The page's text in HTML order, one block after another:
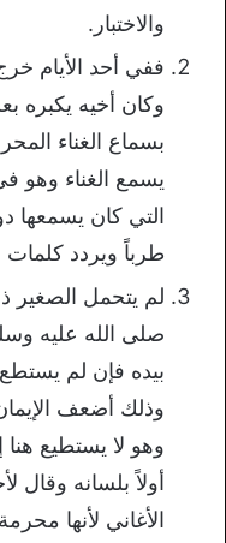
والاختبار.
ففي أحد الأيام
وكان أخيه يكبره
بسماع الغناء
يسمع الغناء وهو
التي كان يسمعها
طرباً ويردد كلمات
لم يتحمل الصغير
صلى الله عليه
بيده فإن لم
وذلك أضعف
وهو لا يستطيع هنا
أولاً بلسانه وقال
الأغاني لأنها